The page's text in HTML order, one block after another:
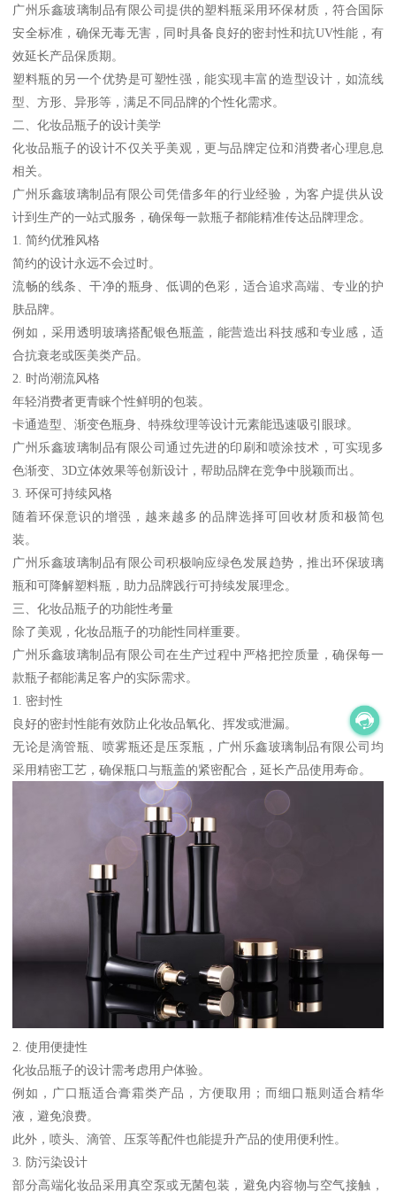
广州乐鑫玻璃制品有限公司提供的塑料瓶采用环保材质，符合国际
安全标准，确保无毒无害，同时具备良好的密封性和抗UV性能，有
效延长产品保质期。
塑料瓶的另一个优势是可塑性强，能实现丰富的造型设计，如流线
型、方形、异形等，满足不同品牌的个性化需求。
二、化妆品瓶子的设计美学
化妆品瓶子的设计不仅关乎美观，更与品牌定位和消费者心理息息
相关。
广州乐鑫玻璃制品有限公司凭借多年的行业经验，为客户提供从设
计到生产的一站式服务，确保每一款瓶子都能精准传达品牌理念。
1. 简约优雅风格
简约的设计永远不会过时。
流畅的线条、干净的瓶身、低调的色彩，适合追求高端、专业的护
肤品牌。
例如，采用透明玻璃搭配银色瓶盖，能营造出科技感和专业感，适
合抗衰老或医美类产品。
2. 时尚潮流风格
年轻消费者更青睐个性鲜明的包装。
卡通造型、渐变色瓶身、特殊纹理等设计元素能迅速吸引眼球。
广州乐鑫玻璃制品有限公司通过先进的印刷和喷涂技术，可实现多
色渐变、3D立体效果等创新设计，帮助品牌在竞争中脱颖而出。
3. 环保可持续风格
随着环保意识的增强，越来越多的品牌选择可回收材质和极简包
装。
广州乐鑫玻璃制品有限公司积极响应绿色发展趋势，推出环保玻璃
瓶和可降解塑料瓶，助力品牌践行可持续发展理念。
三、化妆品瓶子的功能性考量
除了美观，化妆品瓶子的功能性同样重要。
广州乐鑫玻璃制品有限公司在生产过程中严格把控质量，确保每一
款瓶子都能满足客户的实际需求。
1. 密封性
良好的密封性能有效防止化妆品氧化、挥发或泄漏。
无论是滴管瓶、喷雾瓶还是压泵瓶，广州乐鑫玻璃制品有限公司均
采用精密工艺，确保瓶口与瓶盖的紧密配合，延长产品使用寿命。
2. 使用便捷性
化妆品瓶子的设计需考虑用户体验。
例如，广口瓶适合膏霜类产品，方便取用；而细口瓶则适合精华
液，避免浪费。
此外，喷头、滴管、压泵等配件也能提升产品的使用便利性。
3. 防污染设计
部分高端化妆品采用真空泵或无菌包装，避免内容物与空气接触，